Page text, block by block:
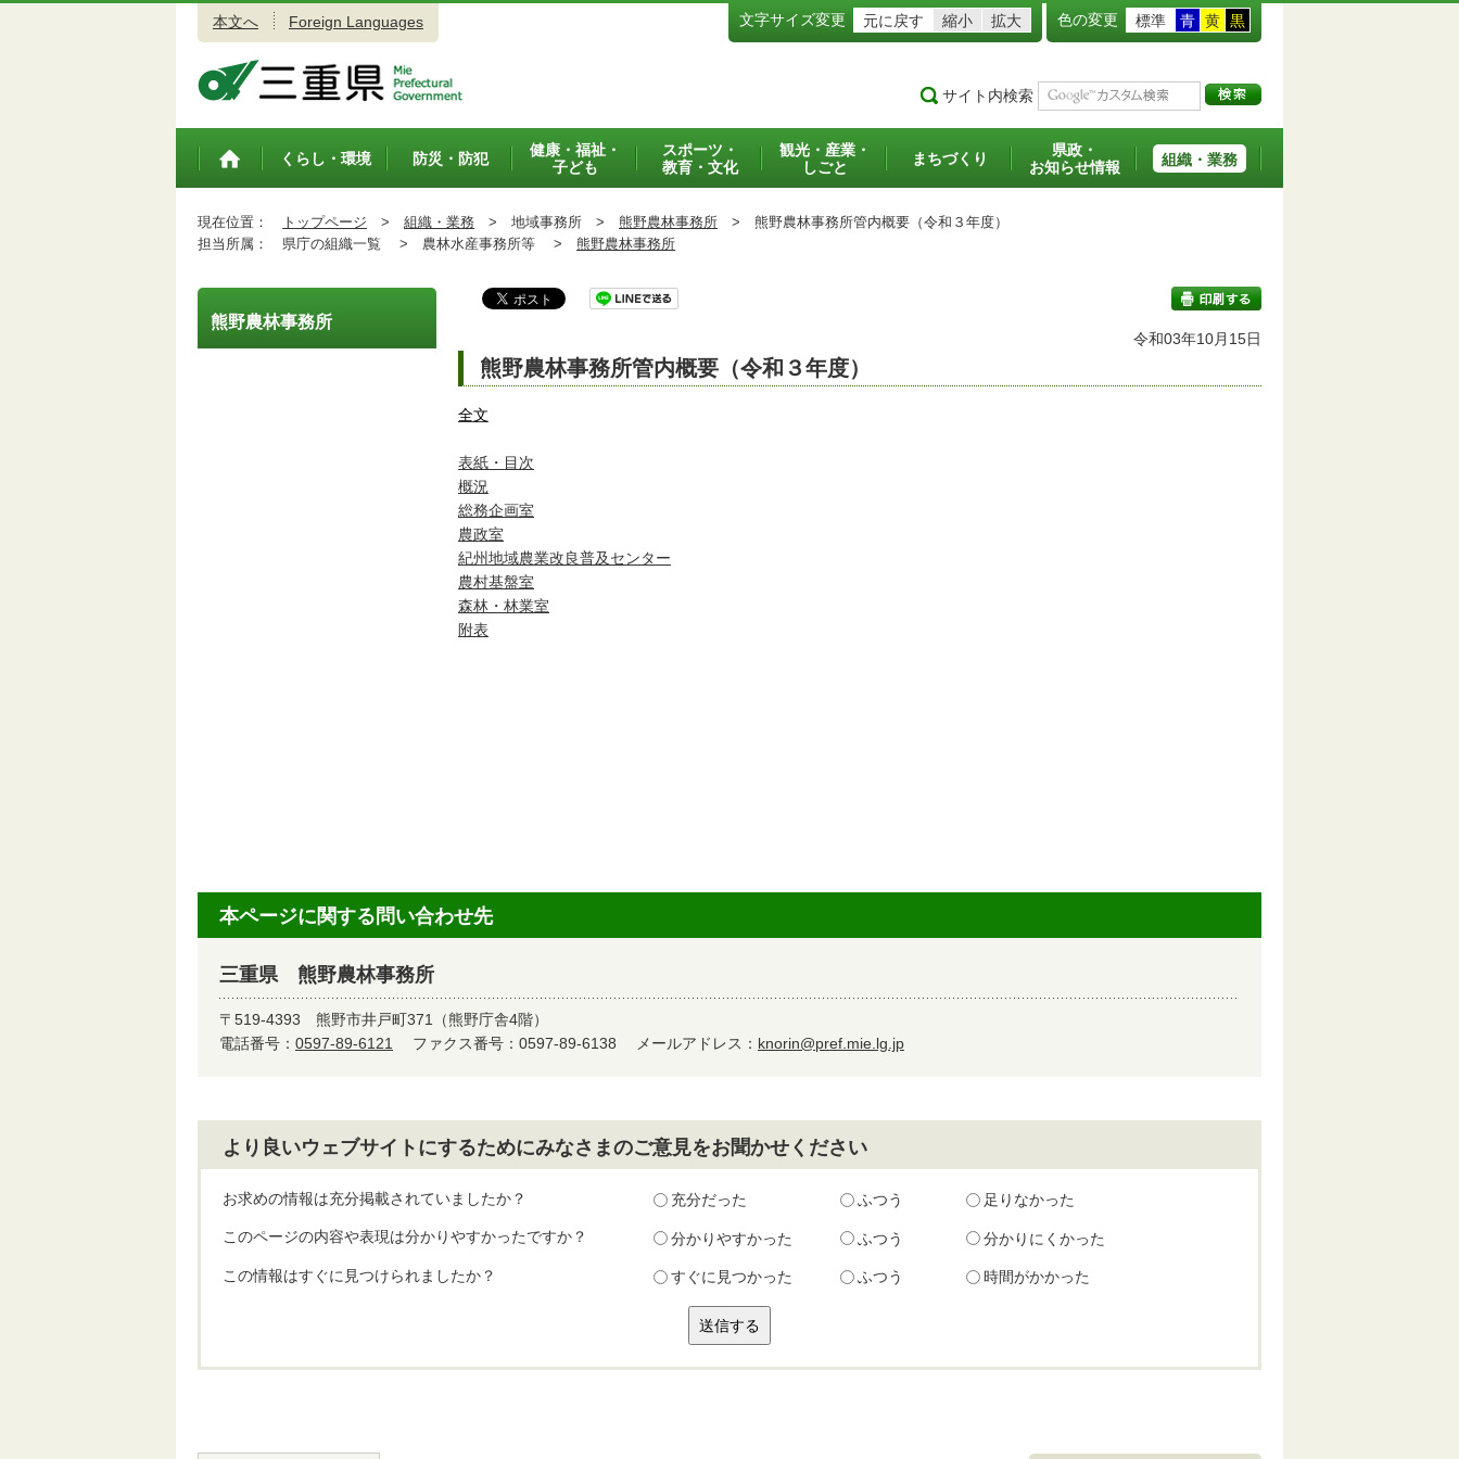
本文へ Foreign Languages 文字サイズ変更 元に戻す 縮小 拡大 色の変更 標準 青 黄 黒
サイト内検索
トップペ
くらし・環境 防災・防犯
健康・福祉・
子ども
スポーツ・
教育・文化
観光・産業・
しごと
まちづくり
県政・
お知らせ情報
組織・業務
現在位置： トップページ > 組織・業務 > 地域事務所 > 熊野農林事務所 > 熊野農林事務所管内概要（令和３年度）
担当所属：
県庁の組織一覧 > 農林水産事務所等 > 熊野農林事務所
印刷する
令和03年10月15日
熊野農林事務所管内概要（令和３年度）
全文
表紙・目次
概況
総務企画室
農政室
紀州地域農業改良普及センター
農村基盤室
森林・林業室
附表
熊野農林事務所
本ページに関する問い合わせ先
三重県 熊野農林事務所
〒519-4393 熊野市井戸町371（熊野庁舎4階）
電話番号： 0597-89-6121 ファクス番号：0597-89-6138 メールアドレス： knorin@pref.mie.lg.jp
より良いウェブサイトにするためにみなさまのご意見をお聞かせください
お求めの情報は充分掲載されていましたか？ 充分だった ふつう 足りなかった
このページの内容や表現は分かりやすかったですか？ 分かりやすかった ふつう 分かりにくかった
この情報はすぐに見つけられましたか？ すぐに見つかった ふつう 時間がかかった